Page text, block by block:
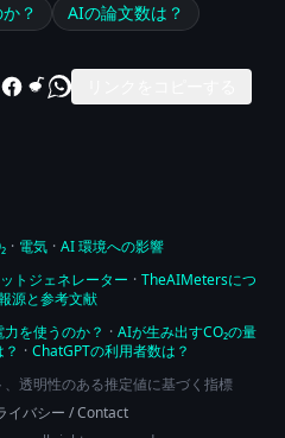
？
AIの論文数は？
· 電気 · AI 環境への影響
トジェネレーター · TheAIMetersにつ
源と参考文献
を使うのか？ · AIが生み出すCO₂の量
· ChatGPTの利用者数は？
透明性のある推定値に基づく指標
イバシー /Contact